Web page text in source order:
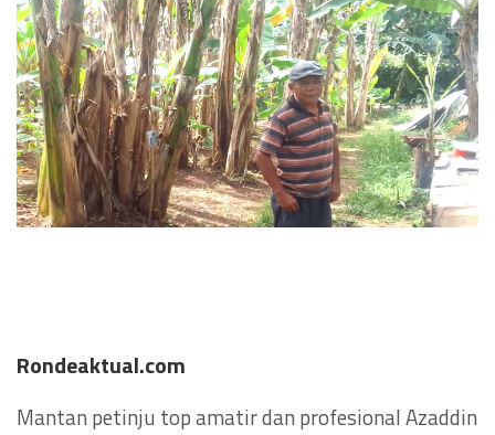
Rondeaktual.com
Mantan petinju top amatir dan profesional Azaddin